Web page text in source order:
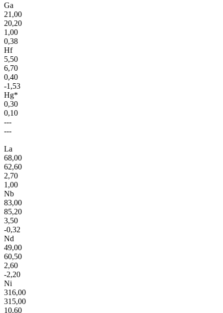
Ga
21,00
20,20
1,00
0,38
Hf
5,50
6,70
0,40
-1,53
Hg*
0,30
0,10
---
---
La
68,00
62,60
2,70
1,00
Nb
83,00
85,20
3,50
-0,32
Nd
49,00
60,50
2,60
-2,20
Ni
316,00
315,00
10,60